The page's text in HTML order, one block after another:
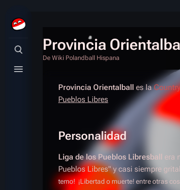
Búsqueda alternativa
Menú alternativo
Provincia
De Wiki Polandball Hispana
Provincia Orientalball es la
Pueblos Libres
Personalidad
Liga de los Pueblos Libresball era
Pueblos Libres" y casi siempre
temo! ¡Libertad o muerte! entre otras